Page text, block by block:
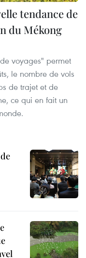
tendance de
du Mékong
voyages" permet
le nombre de vols
de trajet et de
ce qui en fait un